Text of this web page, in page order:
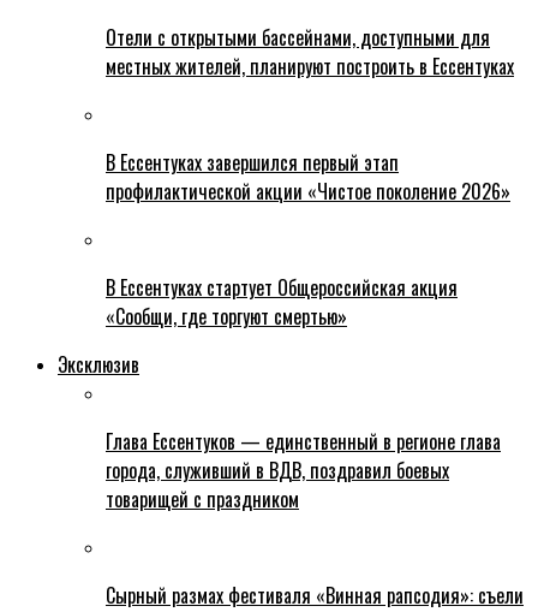
Отели с открытыми бассейнами, доступными для
местных жителей, планируют построить в Ессентуках
В Ессентуках завершился первый этап
профилактической акции «Чистое поколение 2026»
В Ессентуках стартует Общероссийская акция
«Сообщи, где торгуют смертью»
Эксклюзив
Глава Ессентуков — единственный в регионе глава
города, служивший в ВДВ, поздравил боевых
товарищей с праздником
Сырный размах фестиваля «Винная рапсодия»: съели